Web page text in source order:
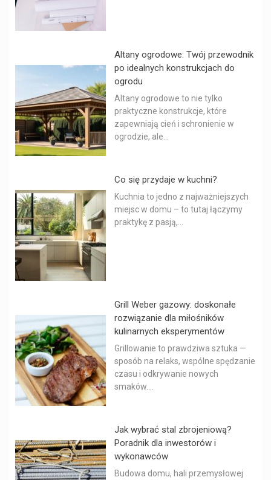
Altany ogrodowe: Twój przewodnik
po idealnych konstrukcjach do
ogrodu
Altany ogrodowe to nie tylko
praktyczne konstrukcje, które
zapewniają cień i schronienie w
ogrodzie, ale...
Co się przydaje w kuchni?
Kuchnia to jedno z najważniejszych
miejsc w domu – to tutaj łączymy
praktykę z pasją,...
Grill Weber gazowy: doskonałe
rozwiązanie dla miłośników
kulinarnych eksperymentów
Grillowanie to prawdziwa sztuka —
sposób na relaks, wspólne spędzanie
czasu i odkrywanie nowych
smaków....
Jak wybrać stal zbrojeniową?
Poradnik dla inwestorów i
wykonawców
Budowa domu, hali przemysłowej